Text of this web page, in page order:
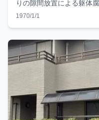
りの隙間放置による躯体
の手順と費用の目安も紹介
1970/1/1